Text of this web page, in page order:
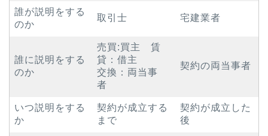
誰が説明をする
のか
取引士 宅建業者
誰に説明をする
のか
売買:買主 賃
貸：借主
交換：両当事
者
契約の両当事者
いつ説明をする
か
契約が成立する
まで
契約が成立した
後